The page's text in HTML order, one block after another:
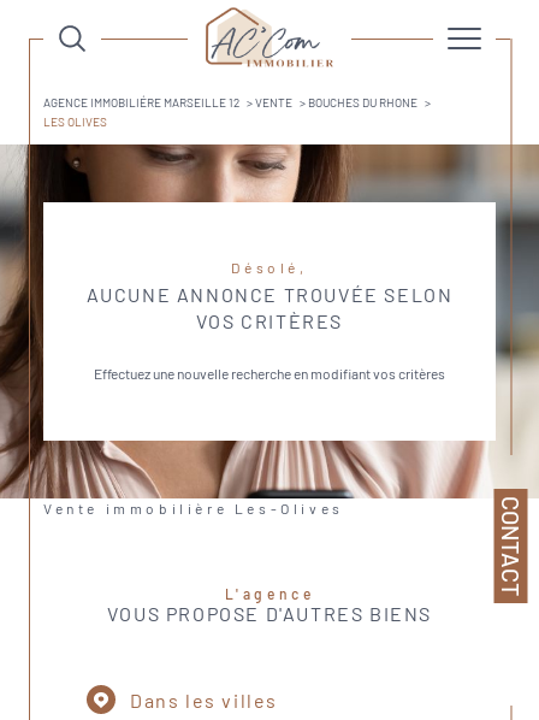
CONTACT
AGENCE IMMOBILIÉRE MARSEILLE 12 VENTE
BOUCHES DU RHONE
LES OLIVES
Désolé,
AUCUNE ANNONCE TROUVÉE SELON
VOS CRITÈRES
Effectuez une nouvelle recherche en modifiant vos critères
Vente immobilière Les-Olives
L'agence
VOUS PROPOSE D'AUTRES BIENS
Dans les villes